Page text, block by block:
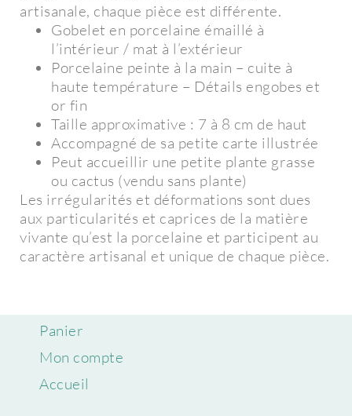
artisanale, chaque pièce est différente.
Gobelet en porcelaine émaillé à
l’intérieur / mat à l’extérieur
Porcelaine peinte à la main – cuite à
haute température – Détails engobes et
or fin
Taille approximative : 7 à 8 cm de haut
Accompagné de sa petite carte illustrée
Peut accueillir une petite plante grasse
ou cactus (vendu sans plante)
Les irrégularités et déformations sont dues
aux particularités et caprices de la matière
vivante qu’est la porcelaine et participent au
caractère artisanal et unique de chaque pièce.
Panier
Mon compte
Accueil